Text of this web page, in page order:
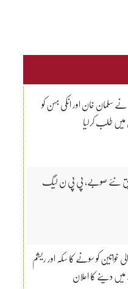
سلمان خان اور انکی بہن کو
طلب کرلیا
نئے صوبے، پی پی ن لیگ
کو سونے کا سکہ اور ریشم
دینے کا اعلان